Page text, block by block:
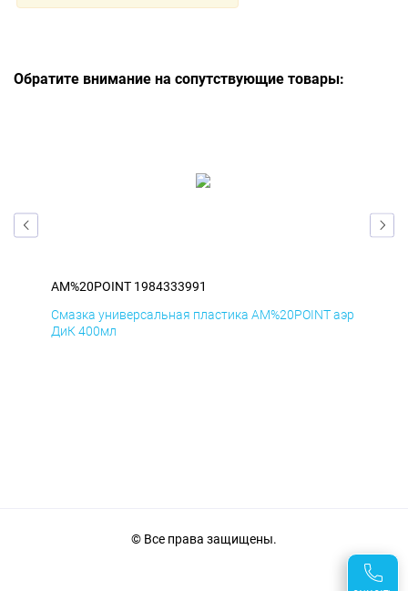
Обратите внимание на сопутствующие товары:
AM%20POINT 1984333991
Смазка универсальная пластика AM%20POINT аэр
ДиК 400мл
© Все права защищены.